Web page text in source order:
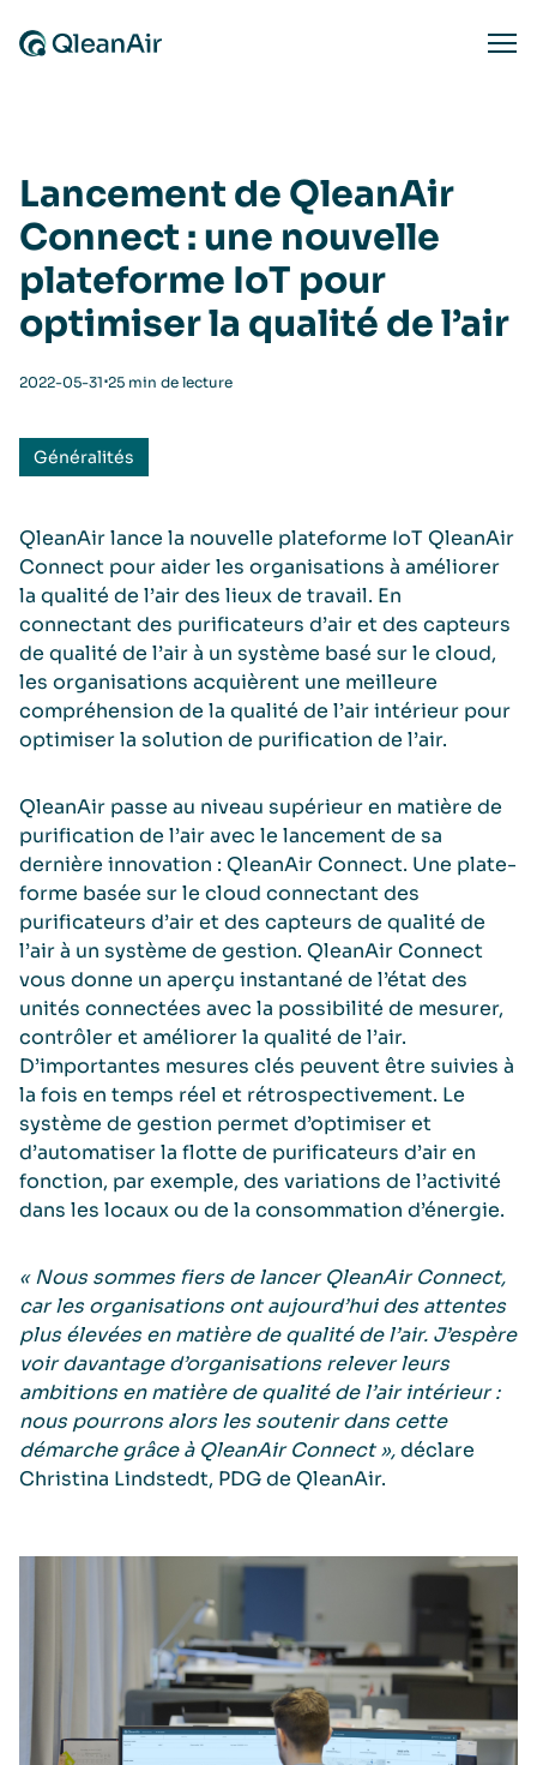
Lancement de QleanAir
Connect : une nouvelle
plateforme IoT pour
optimiser la qualité de l’air
2022-05-31⋅25 min de lecture
Généralités
QleanAir lance la nouvelle plateforme IoT QleanAir
Connect pour aider les organisations à améliorer
la qualité de l’air des lieux de travail. En
connectant des purificateurs d’air et des capteurs
de qualité de l’air à un système basé sur le cloud,
les organisations acquièrent une meilleure
compréhension de la qualité de l’air intérieur pour
optimiser la solution de purification de l’air.
QleanAir passe au niveau supérieur en matière de
purification de l’air avec le lancement de sa
dernière innovation : QleanAir Connect. Une plate-
forme basée sur le cloud connectant des
purificateurs d’air et des capteurs de qualité de
l’air à un système de gestion. QleanAir Connect
vous donne un aperçu instantané de l’état des
unités connectées avec la possibilité de mesurer,
contrôler et améliorer la qualité de l’air.
D’importantes mesures clés peuvent être suivies à
la fois en temps réel et rétrospectivement. Le
système de gestion permet d’optimiser et
d’automatiser la flotte de purificateurs d’air en
fonction, par exemple, des variations de l’activité
dans les locaux ou de la consommation d’énergie.
« Nous sommes fiers de lancer QleanAir Connect,
car les organisations ont aujourd’hui des attentes
plus élevées en matière de qualité de l’air. J’espère
voir davantage d’organisations relever leurs
ambitions en matière de qualité de l’air intérieur :
nous pourrons alors les soutenir dans cette
démarche grâce à QleanAir Connect »,déclare
Christina Lindstedt, PDG de QleanAir.